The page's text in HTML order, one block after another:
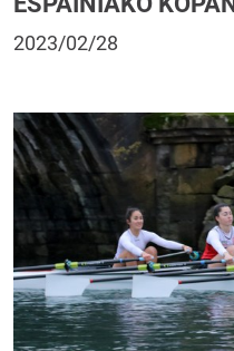
2023/02/28